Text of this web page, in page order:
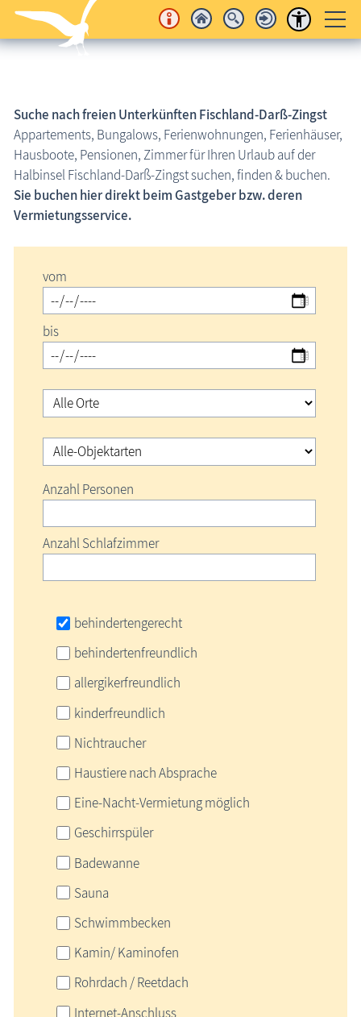
Suche nach Art
Suche nach Ortschaft
Suche in Ortskarte
Kranichtourismus
Neu eingestellte Unterkünfte
Buchungsbedingungen
Kurabgabe / Kurtaxe
Last Minute
Ferienwohnungen entlang der Ostsee / MV
Regionales
Ostseebäder
Karten
Wissenswertes
Suche nach freien UnterkünftenFischland-Darß-Zingst
Appartements, Bungalows, Ferienwohnungen, Ferienhäuser,
Hausboote, Pensionen, Zimmer für Ihren Urlaub auf der
Halbinsel Fischland-Darß-Zingst suchen, finden & buchen.
Sie buchen hier direkt beim Gastgeber bzw. deren
Vermietungsservice.
vom
bis
Anzahl Personen
Anzahl Schlafzimmer
behindertengerecht
behindertenfreundlich
allergikerfreundlich
kinderfreundlich
Nichtraucher
Haustiere nach Absprache
Eine-Nacht-Vermietung möglich
Geschirrspüler
Badewanne
Sauna
Schwimmbecken
Kamin/ Kaminofen
Rohrdach / Reetdach
Internet-Anschluss